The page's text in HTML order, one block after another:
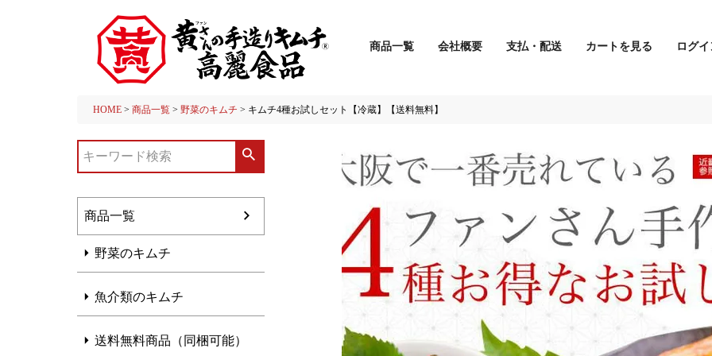
商品一覧 会社概要 支払・配送 カートを見る ログ
検索
HOME 商品一覧 野菜のキムチ キムチ4種お試しセット【冷蔵】【送料無料】
商品一覧
野菜のキムチ
魚介類のキムチ
送料無料商品（同梱可能）